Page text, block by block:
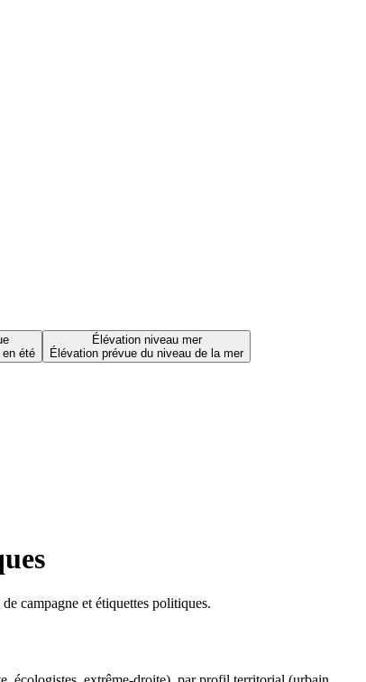
été
Élévation niveau mer
Élévation prévue du niveau de la mer
campagne et étiquettes politiques.